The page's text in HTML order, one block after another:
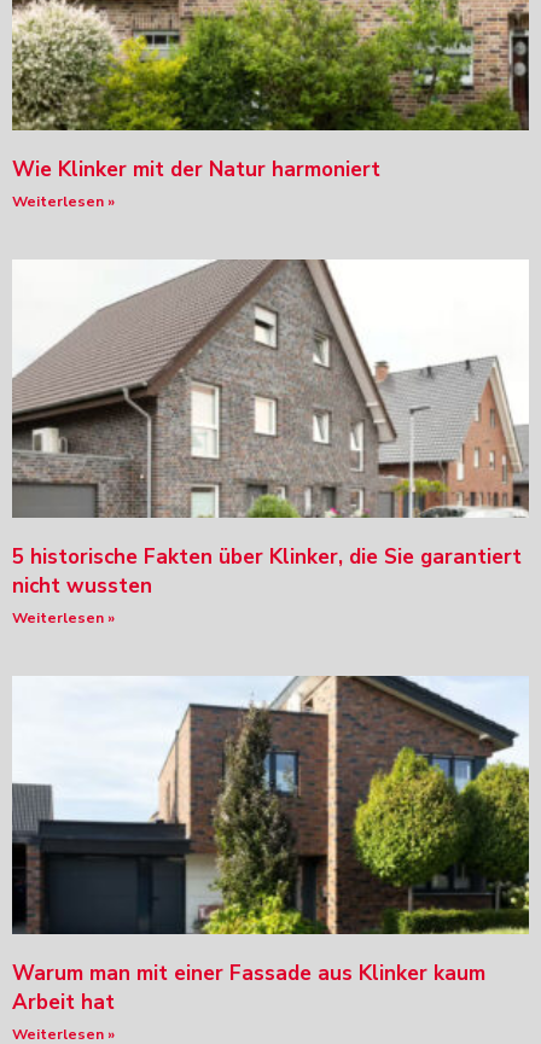
Wie Klinker mit der Natur harmoniert
Weiterlesen »
5 historische Fakten über Klinker, die Sie garantiert
nicht wussten
Weiterlesen »
Warum man mit einer Fassade aus Klinker kaum
Arbeit hat
Weiterlesen »